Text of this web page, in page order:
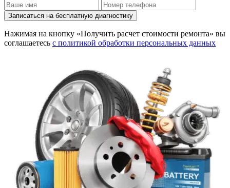
Записаться на бесплатную диагностику
Нажимая на кнопку «Получить расчет стоимости ремонта» вы
соглашаетесь с политикой обработки персональных данных